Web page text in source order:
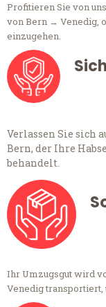
Profitieren Sie von
von Bern → Venedig,
einzugehen.
Verlassen Sie sich
Bern, der Ihre
behandelt.
Ihr Umzugsgut wird
Venedig transportiert,